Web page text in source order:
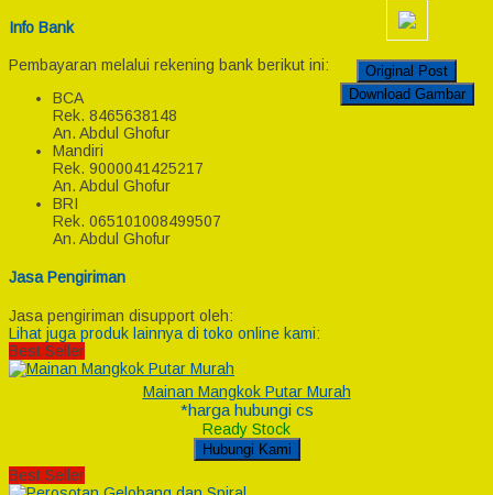
Info Bank
Pembayaran melalui rekening bank berikut ini:
BCA
Rek. 8465638148
An. Abdul Ghofur
Mandiri
Rek. 9000041425217
An. Abdul Ghofur
BRI
Rek. 065101008499507
An. Abdul Ghofur
Jasa Pengiriman
Jasa pengiriman disupport oleh:
Original Post
Download Gambar
Lihat juga produk lainnya di toko online kami:
Best Seller
Mainan Mangkok Putar Murah
*harga hubungi cs
Ready Stock
Hubungi Kami
Best Seller